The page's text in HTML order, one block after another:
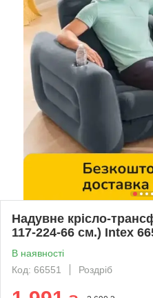
Надувне крісло-
117-224-66 см.) Intex
В наявності
Код: 66551
Роздріб